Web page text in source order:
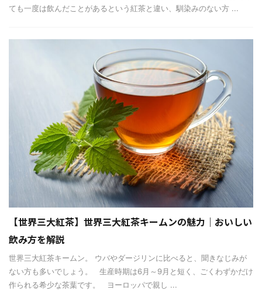
ても一度は飲んだことがあるという紅茶と違い、馴染みのない方 ...
【世界三大紅茶】世界三大紅茶キームンの魅力｜おいしい
飲み方を解説
世界三大紅茶キームン。 ウバやダージリンに比べると、聞きなじみが
ない方も多いでしょう。 生産時期は6月～9月と短く、ごくわずかだけ
作られる希少な茶葉です。 ヨーロッパで親し ...